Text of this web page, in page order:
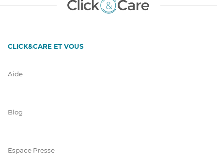
CLICK&CARE ET VOUS
Aide
Blog
Espace Presse